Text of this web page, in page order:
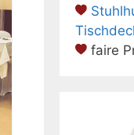
faire